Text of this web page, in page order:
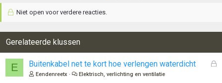
Niet open voor verdere reacties.
Gerelateerde klussen
E
G
Buitenkabel net te kort hoe verlengen waterdicht
Eendenreetx Elektrisch, verlichting en ventilatie